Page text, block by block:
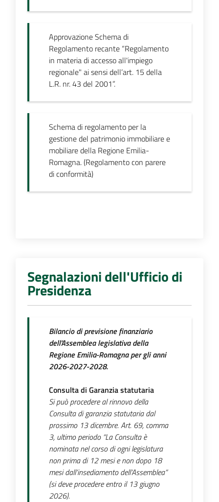
Approvazione Schema di
Regolamento recante “Regolamento
in materia di accesso all'impiego
regionale" ai sensi dell’art. 15 della
L.R. nr. 43 del 2001”.
Schema di regolamento per la
gestione del patrimonio immobiliare e
mobiliare della Regione Emilia-
Romagna. (Regolamento con parere
di conformità)
Segnalazioni dell'Ufficio di
Presidenza
Bilancio di previsione finanziario
dell'Assemblea legislativa della
Regione Emilia-Romagna per gli anni
2026-2027-2028.
Consulta di Garanzia statutaria
Si può procedere al rinnovo della
Consulta di garanzia statutaria dal
prossimo 13 dicembre. Art. 69, comma
3, ultimo periodo “La Consulta è
nominata nel corso di ogni legislatura
non prima di 12 mesi e non dopo 18
mesi dall’insediamento dell’Assemblea”
(si deve procedere entro il 13 giugno
2026).